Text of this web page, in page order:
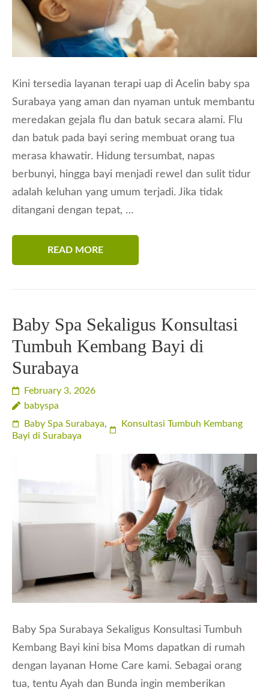
Kini tersedia layanan terapi uap di Acelin baby spa
Surabaya yang aman dan nyaman untuk membantu
meredakan gejala flu dan batuk secara alami. Flu
dan batuk pada bayi sering membuat orang tua
merasa khawatir. Hidung tersumbat, napas
berbunyi, hingga bayi menjadi rewel dan sulit tidur
adalah keluhan yang umum terjadi. Jika tidak
ditangani dengan tepat, …
READ MORE
Baby Spa Sekaligus Konsultasi
Tumbuh Kembang Bayi di
Surabaya
February 3, 2026
babyspa
Baby Spa Surabaya,
Konsultasi Tumbuh Kembang
Bayi di Surabaya
Baby Spa Surabaya Sekaligus Konsultasi Tumbuh
Kembang Bayi kini bisa Moms dapatkan di rumah
dengan layanan Home Care kami. Sebagai orang
tua, tentu Ayah dan Bunda ingin memberikan